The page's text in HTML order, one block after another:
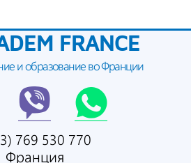
FRANCE
и образование во Франции
769 530 770
Франция